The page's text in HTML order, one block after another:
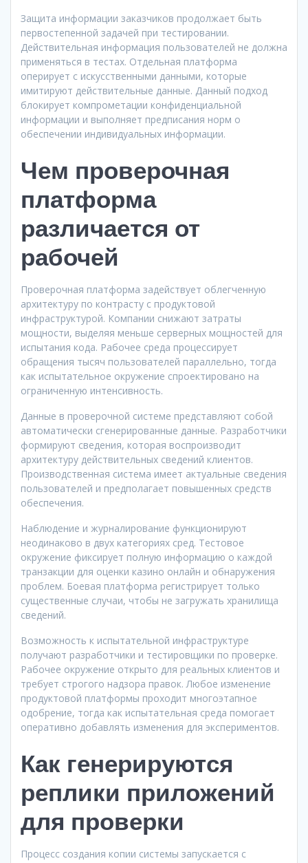
Защита информации заказчиков продолжает быть
первостепенной задачей при тестировании.
Действительная информация пользователей не должна
применяться в тестах. Отдельная платформа
оперирует с искусственными данными, которые
имитируют действительные данные. Данный подход
блокирует компрометации конфиденциальной
информации и выполняет предписания норм о
обеспечении индивидуальных информации.
Чем проверочная
платформа
различается от
рабочей
Проверочная платформа задействует облегченную
архитектуру по контрасту с продуктовой
инфраструктурой. Компании снижают затраты
мощности, выделяя меньше серверных мощностей для
испытания кода. Рабочее среда процессирует
обращения тысяч пользователей параллельно, тогда
как испытательное окружение спроектировано на
ограниченную интенсивность.
Данные в проверочной системе представляют собой
автоматически сгенерированные данные. Разработчики
формируют сведения, которая воспроизводит
архитектуру действительных сведений клиентов.
Производственная система имеет актуальные сведения
пользователей и предполагает повышенных средств
обеспечения.
Наблюдение и журналирование функционируют
неодинаково в двух категориях сред. Тестовое
окружение фиксирует полную информацию о каждой
транзакции для оценки казино онлайн и обнаружения
проблем. Боевая платформа регистрирует только
существенные случаи, чтобы не загружать хранилища
сведений.
Возможность к испытательной инфраструктуре
получают разработчики и тестировщики по проверке.
Рабочее окружение открыто для реальных клиентов и
требует строгого надзора правок. Любое изменение
продуктовой платформы проходит многоэтапное
одобрение, тогда как испытательная среда помогает
оперативно добавлять изменения для экспериментов.
Как генерируются
реплики приложений
для проверки
Процесс создания копии системы запускается с